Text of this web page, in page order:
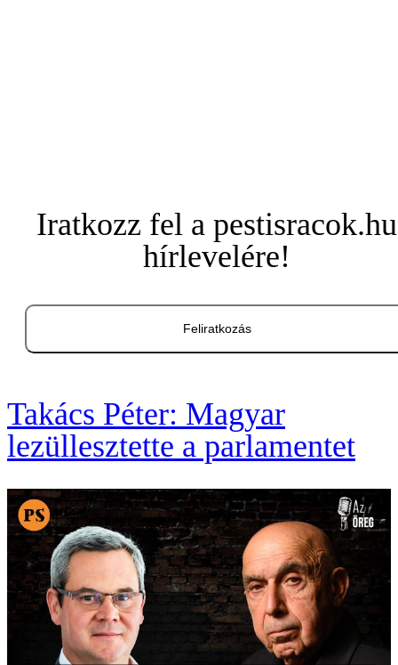
Iratkozz fel a pestisracok.hu
hírlevelére!
Feliratkozás
Takács Péter: Magyar
lezüllesztette a parlamentet